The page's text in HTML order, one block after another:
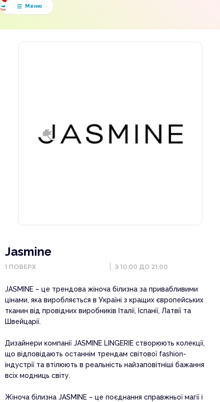
Мапа ТРЦ
Меню
Jasmine
1 ПОВЕРХ З 10:00 ДО 21:00
JASMINE – це трендова жіноча білизна за привабливими
цінами, яка виробляється в Україні з кращих європейських
тканин від провідних виробників Італії, Іспанії, Латвії та
Швейцарії.
Дизайнери компанії JASMINE LINGERIE створюють колекції,
що відповідають останнім трендам світової fashion-
індустрії та втілюють в реальність найзаповітніші бажання
всіх модниць світу.
Жіноча білизна JASMINE – це поєднання справжньої магії і